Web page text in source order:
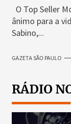
O Top Seller
ânimo para a
Sabino,...
GAZETA SÃO PAULO
RÁDIO